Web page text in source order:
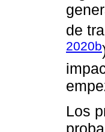
de
2020b
Los